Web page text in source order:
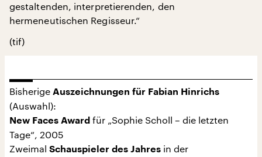
gestaltenden, interpretierenden, den
hermeneutischen Regisseur.“
(tif)
Bisherige Auszeichnungen für Fabian Hinrichs
(Auswahl):
New Faces Award für „Sophie Scholl – die letzten
Tage“, 2005
Zweimal Schauspieler des Jahres in der